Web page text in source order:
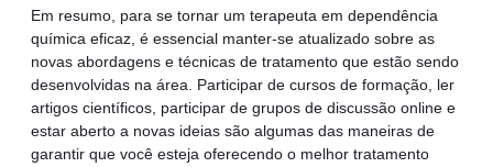
Em resumo, para se tornar um terapeuta em dependência
química eficaz, é essencial manter-se atualizado sobre as
novas abordagens e técnicas de tratamento que estão sendo
desenvolvidas na área. Participar de cursos de formação, ler
artigos científicos, participar de grupos de discussão online e
estar aberto a novas ideias são algumas das maneiras de
garantir que você esteja oferecendo o melhor tratamento